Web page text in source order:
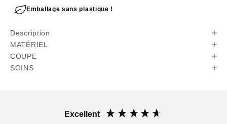
Emballage sans plastique !
Description
MATÉRIEL
COUPE
SOINS
Excellent